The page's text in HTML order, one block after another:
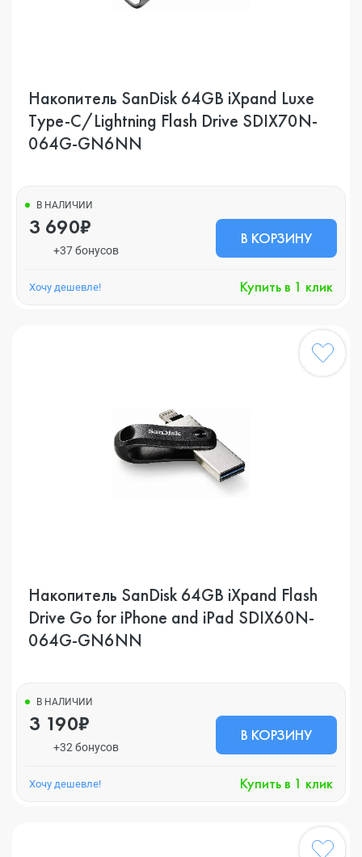
Накопитель SanDisk 64GB iXpand Luxe
Type-C/Lightning Flash Drive SDIX70N-
064G-GN6NN
В НАЛИЧИИ
3 690₽
+37 бонусов
В КОРЗИНУ
Хочу дешевле! Купить в 1 клик
Накопитель SanDisk 64GB iXpand Flash
Drive Go for iPhone and iPad SDIX60N-
064G-GN6NN
В НАЛИЧИИ
3 190₽
+32 бонусов
В КОРЗИНУ
Хочу дешевле! Купить в 1 клик